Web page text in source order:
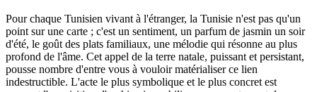
Pour chaque Tunisien vivant à l'étranger, la Tunisie n'est pas qu'un
point sur une carte ; c'est un sentiment, un parfum de jasmin un soir
d'été, le goût des plats familiaux, une mélodie qui résonne au plus
profond de l'âme. Cet appel de la terre natale, puissant et persistant,
pousse nombre d'entre vous à vouloir matérialiser ce lien
indestructible. L'acte le plus symbolique et le plus concret est